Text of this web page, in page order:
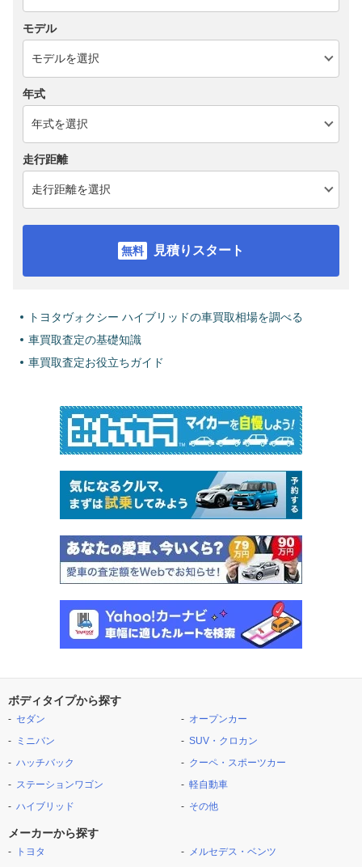
モデル
年式
走行距離
見積りスタート
トヨタヴォクシー ハイブリッドの車買取相場を調べる
車買取査定の基礎知識
車買取査定お役立ちガイド
ボディタイプから探す
セダン
ミニバン
ハッチバック
ステーションワゴン
ハイブリッド
オープンカー
SUV・クロカン
クーペ・スポーツカー
軽自動車
その他
メーカーから探す
トヨタ
メルセデス・ベンツ